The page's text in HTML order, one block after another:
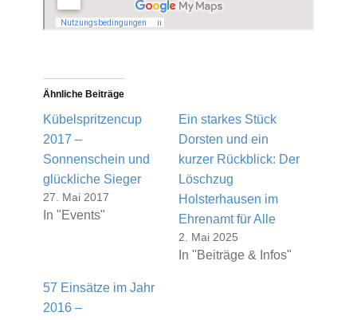
Ähnliche Beiträge
Kübelspritzencup
2017 –
Sonnenschein und
glückliche Sieger
27. Mai 2017
In "Events"
Ein starkes Stück
Dorsten und ein
kurzer Rückblick: Der
Löschzug
Holsterhausen im
Ehrenamt für Alle
2. Mai 2025
In "Beiträge & Infos"
57 Einsätze im Jahr
2016 –